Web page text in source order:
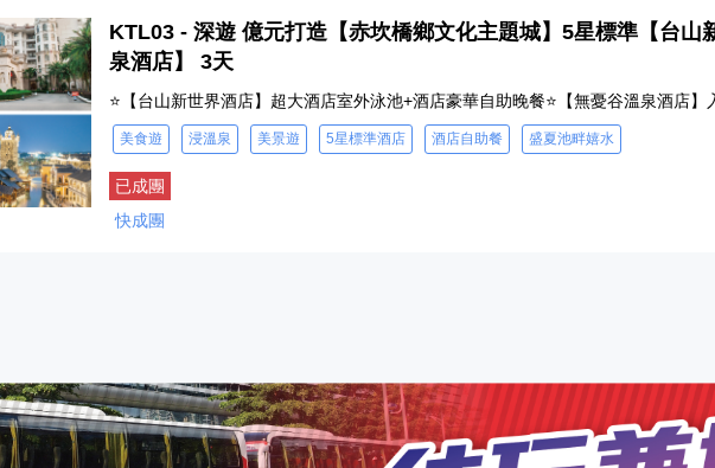
KTL03 - 深遊 億元打造【赤坎橋鄉文化主題城】5星標準【台
泉酒店】 3天
⭐【台山新世界酒店】超大酒店室外泳池+酒店豪華自助晚餐⭐【無憂谷溫泉酒店】
美食遊 浸溫泉 美景遊 5星標準酒店 酒店自助餐 盛夏池畔嬉水
已成團
快成團